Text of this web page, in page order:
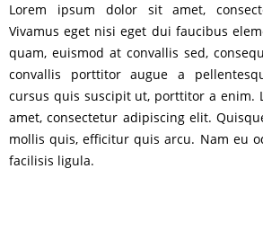
Lorem ipsum dolor sit amet,
Vivamus eget nisi eget dui faucibus
quam, euismod at convallis sed,
convallis porttitor augue a
cursus quis suscipit ut, porttitor a enim.
amet, consectetur adipiscing elit.
mollis quis, efficitur quis arcu. Nam eu
facilisis ligula.